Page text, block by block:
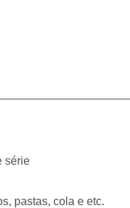
série
pastas, cola e etc.